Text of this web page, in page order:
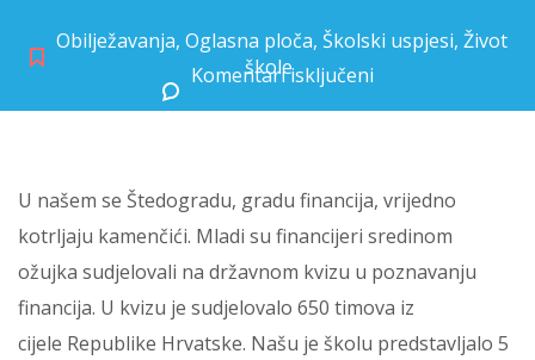
Obilježavanja, Oglasna ploča, Školski uspjesi, Život
škole
Komentari isključeni
U našem se Štedogradu, gradu financija, vrijedno
kotrljaju kamenčići. Mladi su financijeri sredinom
ožujka sudjelovali na državnom kvizu u poznavanju
financija. U kvizu je sudjelovalo 650 timova iz
cijele Republike Hrvatske. Našu je školu predstavljalo 5